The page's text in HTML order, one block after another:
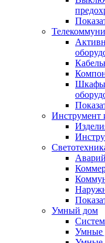
Шкафы,
Инструмент
Умный дом
Умные